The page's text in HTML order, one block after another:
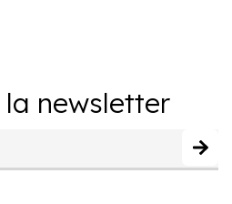
newsletter